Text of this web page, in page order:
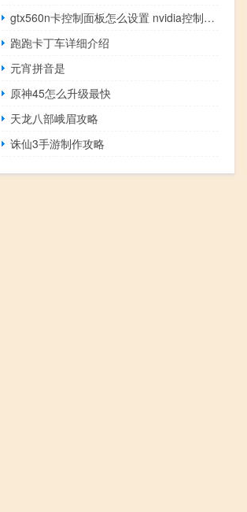
gtx560n卡控制面板怎么设置 nvidia控制面板怎么设置
跑跑卡丁车详细介绍
元宵拼音是
原神45怎么升级最快
天龙八部峨眉攻略
诛仙3手游制作攻略